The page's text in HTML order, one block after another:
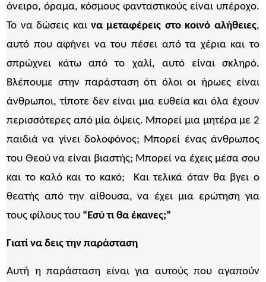
όνειρο, όραμα, κόσμους φανταστικούς είναι υπέροχο.
Το να δώσεις και να μεταφέρεις στο κοινό αλήθειες,
αυτό που αφήνει να του πέσει από τα χέρια και το
σπρώχνει κάτω από το χαλί, αυτό είναι σκληρό.
Βλέπουμε στην παράσταση ότι όλοι οι ήρωες είναι
άνθρωποι, τίποτε δεν είναι μια ευθεία και όλα έχουν
περισσότερες από μία όψεις. Μπορεί μια μητέρα με 2
παιδιά να γίνει δολοφόνος; Μπορεί ένας άνθρωπος
του Θεού να είναι βιαστής; Μπορεί να έχεις μέσα σου
και το καλό και το κακό; Και τελικά όταν θα βγει ο
θεατής από την αίθουσα, να έχει μια ερώτηση για
τους φίλους του “Εσύ τι θα έκανες;”
Γιατί να δεις την παράσταση
Αυτή η παράσταση είναι για αυτούς που αγαπούν